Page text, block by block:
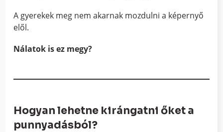
A gyerekek meg nem akarnak mozdulni a képernyő
elől.
Nálatok is ez megy?
Hogyan lehetne kirángatni őket a
punnyadásból?